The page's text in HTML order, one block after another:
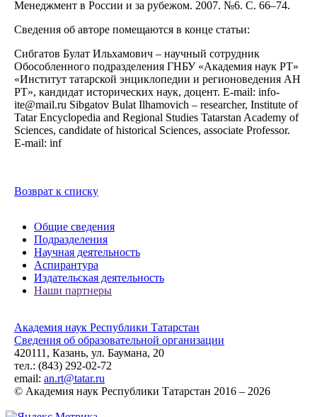
Менеджмент в России и за рубежом. 2007. №6. С. 66–74.
Сведения об авторе помещаются в конце статьи:
Сибгатов Булат Ильхамович – научный сотрудник
Обособленного подразделения ГНБУ «Академия наук РТ»
«Институт татарской энциклопедии и регионоведения АН
РТ», кандидат исторических наук, доцент. Е-mail: info-
ite@mail.ru Sibgatov Bulat Ilhamovich – researcher, Institute of
Tatar Encyclopedia and Regional Studies Tatarstan Academy of
Sciences, candidate of historical Sciences, associate Professor.
Е-mail: inf
Возврат к списку
Общие сведения
Подразделения
Научная деятельность
Аспирантура
Издательская деятельность
Наши партнеры
Академия наук Республики Татарстан
Сведения об образовательной организации
420111, Казань, ул. Баумана, 20
тел.: (843) 292-02-72
email: an.rt@tatar.ru
© Академия наук Республики Татарстан 2016 – 2026